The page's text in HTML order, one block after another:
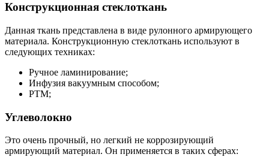
Конструкционная стеклоткань
Данная ткань представлена в виде рулонного армирующего
материала. Конструкционную стеклоткань используют в
следующих техниках:
Ручное ламинирование;
Инфузия вакуумным способом;
РТМ;
Углеволокно
Это очень прочный, но легкий не коррозирующий
армирующий материал. Он применяется в таких сферах: